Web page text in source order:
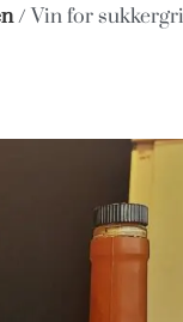
/ Vin for